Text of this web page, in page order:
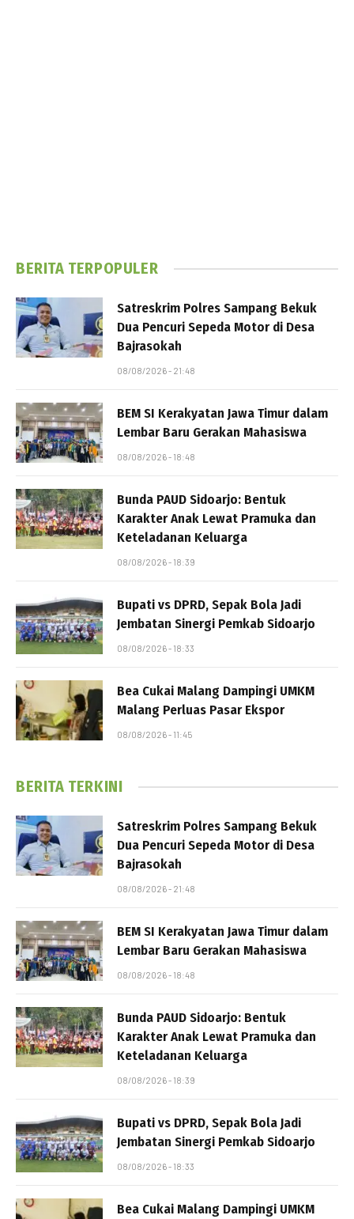
BERITA TERPOPULER
Satreskrim Polres Sampang Bekuk
Dua Pencuri Sepeda Motor di Desa
Bajrasokah
08/08/2026 - 21:48
BEM SI Kerakyatan Jawa Timur dalam
Lembar Baru Gerakan Mahasiswa
08/08/2026 - 18:48
Bunda PAUD Sidoarjo: Bentuk
Karakter Anak Lewat Pramuka dan
Keteladanan Keluarga
08/08/2026 - 18:39
Bupati vs DPRD, Sepak Bola Jadi
Jembatan Sinergi Pemkab Sidoarjo
08/08/2026 - 18:33
Bea Cukai Malang Dampingi UMKM
Malang Perluas Pasar Ekspor
08/08/2026 - 11:45
BERITA TERKINI
Satreskrim Polres Sampang Bekuk
Dua Pencuri Sepeda Motor di Desa
Bajrasokah
08/08/2026 - 21:48
BEM SI Kerakyatan Jawa Timur dalam
Lembar Baru Gerakan Mahasiswa
08/08/2026 - 18:48
Bunda PAUD Sidoarjo: Bentuk
Karakter Anak Lewat Pramuka dan
Keteladanan Keluarga
08/08/2026 - 18:39
Bupati vs DPRD, Sepak Bola Jadi
Jembatan Sinergi Pemkab Sidoarjo
08/08/2026 - 18:33
Bea Cukai Malang Dampingi UMKM